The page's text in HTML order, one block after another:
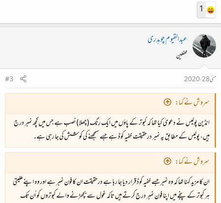
1
عبدالقیوم چوہدری
محفلین
مئی 28، 2020
#3
سروش نے کہا:
انڈین پولیس نے دعویٰ کیا تھا کہ کبوتر کے پاؤں میں ایک رِنگ (چھلا) نصب ہے جس میں کچھ نمبر درج
ہیں، پولیس کے مطابق یہ نمبر درحقیقت خفیہ کوڈ ہے جسے سمجھنے کی کوشش کی جا رہی ہے۔
سروش نے کہا:
ان کا مزید کہنا تھا کہ وہ نمبر جسے خفیہ کوڈ قرار دیا جا رہا ہے درحقیقت ان کا فون نمبر ہے اور وہ اپنے ملکیتی
ہر کبوتر کے پنجے میں اپنا فون نمبر درج کرتے ہیں تاکہ غول سے بچھڑنے والے کبوتروں کو اُن تک